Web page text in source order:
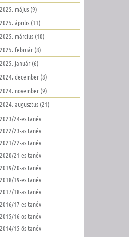
2025. május (9)
2025. április (11)
2025. március (10)
2025. február (8)
2025. január (6)
2024. december (8)
2024. november (9)
2024. augusztus (21)
2023/24-es tanév
2022/23-as tanév
2021/22-as tanév
2020/21-es tanév
2019/20-as tanév
2018/19-es tanév
2017/18-as tanév
2016/17-es tanév
2015/16-os tanév
2014/15-ös tanév